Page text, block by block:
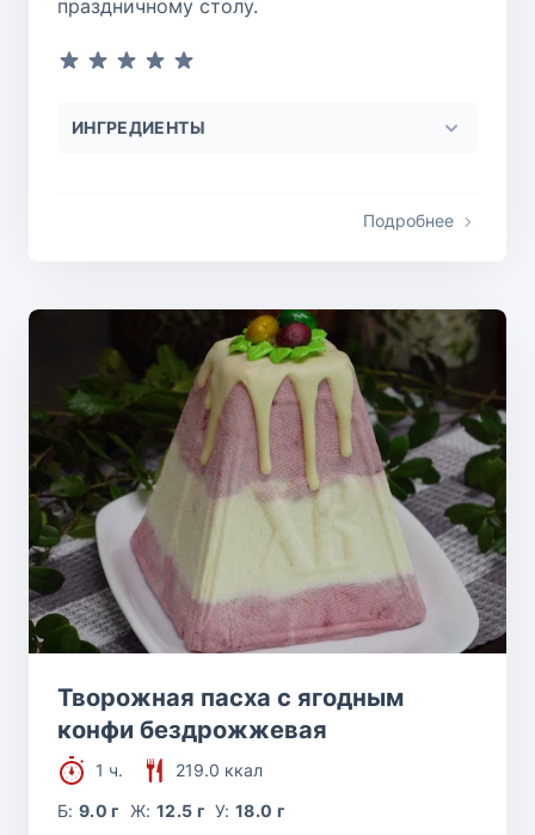
праздничному столу.
ИНГРЕДИЕНТЫ
Подробнее
Творожная пасха с ягодным
конфи бездрожжевая
1 ч.
219.0 ккал
Б:9.0 г Ж: 12.5 г У:18.0 г